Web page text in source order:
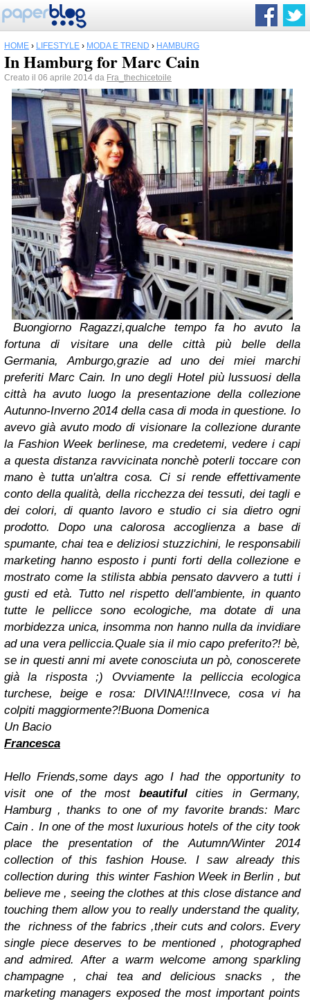
HOME › LIFESTYLE › MODA E TREND › HAMBURG
In Hamburg for Marc Cain
Creato il 06 aprile 2014 da Fra_thechicetoile
Buongiorno Ragazzi,qualche tempo fa ho avuto la
fortuna di visitare una delle città più belle della
Germania, Amburgo,grazie ad uno dei miei marchi
preferiti Marc Cain. In uno degli Hotel più lussuosi della
città ha avuto luogo la presentazione della collezione
Autunno-Inverno 2014 della casa di moda in questione. Io
avevo già avuto modo di visionare la collezione durante
la Fashion Week berlinese, ma credetemi, vedere i capi
a questa distanza ravvicinata nonchè poterli toccare con
mano è tutta un'altra cosa. Ci si rende effettivamente
conto della qualità, della ricchezza dei tessuti, dei tagli e
dei colori, di quanto lavoro e studio ci sia dietro ogni
prodotto.Dopo una calorosa accoglienza a base di
spumante, chai tea e deliziosi stuzzichini, le responsabili
marketing hanno esposto i punti forti della collezione e
mostrato come la stilista abbia pensato davvero a tutti i
gusti ed età. Tutto nel rispetto dell'ambiente, in quanto
tutte le pellicce sono ecologiche, ma dotate di una
morbidezza unica, insomma non hanno nulla da invidiare
ad una vera pelliccia.Quale sia il mio capo preferito?! bè,
se in questi anni mi avete conosciuta un pò, conoscerete
già la risposta ;) Ovviamente la pelliccia ecologica
turchese, beige e rosa: DIVINA!!!Invece, cosa vi ha
colpiti maggiormente?!Buona Domenica
Un Bacio
Francesca
Hello Friends,some days ago I had the opportunity to
visit one of the most beautifulcities in Germany,
Hamburg , thanks to one of my favorite brands: Marc
Cain . In one of the most luxurious hotels of the city took
place the presentation of the Autumn/Winter 2014
collection of this fashion House. I saw already this
collection during this winter Fashion Week in Berlin , but
believe me , seeing the clothes at this close distance and
touching them allow you to really understand the quality,
the richness of the fabrics ,their cuts and colors. Every
single piece deserves to be mentioned , photographed
and admired.After a warm welcome among sparkling
champagne , chai tea and delicious snacks , the
marketing managers exposed the most important points